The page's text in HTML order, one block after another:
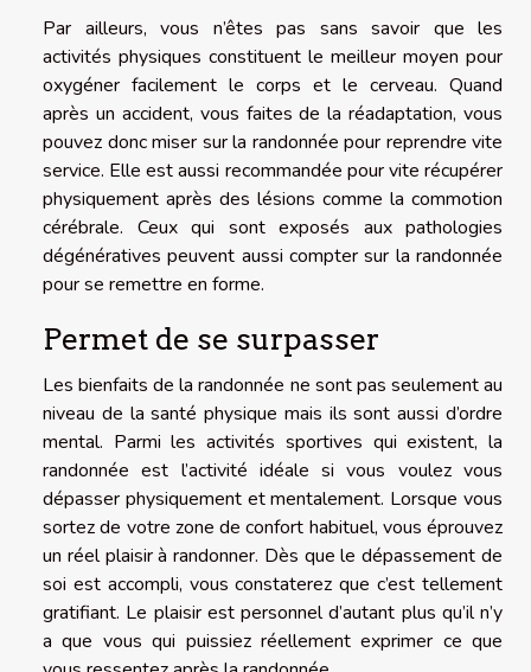
Par ailleurs, vous n’êtes pas sans savoir que les
activités physiques constituent le meilleur moyen pour
oxygéner facilement le corps et le cerveau. Quand
après un accident, vous faites de la réadaptation, vous
pouvez donc miser sur la randonnée pour reprendre vite
service. Elle est aussi recommandée pour vite récupérer
physiquement après des lésions comme la commotion
cérébrale. Ceux qui sont exposés aux pathologies
dégénératives peuvent aussi compter sur la randonnée
pour se remettre en forme.
Permet de se surpasser
Les bienfaits de la randonnée ne sont pas seulement au
niveau de la santé physique mais ils sont aussi d’ordre
mental. Parmi les activités sportives qui existent, la
randonnée est l’activité idéale si vous voulez vous
dépasser physiquement et mentalement. Lorsque vous
sortez de votre zone de confort habituel, vous éprouvez
un réel plaisir à randonner. Dès que le dépassement de
soi est accompli, vous constaterez que c’est tellement
gratifiant. Le plaisir est personnel d’autant plus qu’il n’y
a que vous qui puissiez réellement exprimer ce que